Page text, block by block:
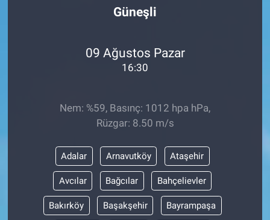
Güneşli
09 Ağustos Pazar
16:30
Nem: %59, Basınç: 1012 hpa hPa,
Rüzgar: 8.50 m/s
Adalar Arnavutköy Ataşehir
Avcılar Bağcılar Bahçelievler
Bakırköy Başakşehir Bayrampaşa